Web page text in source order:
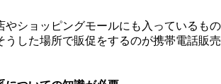
やショッピングモールにも入っているもの
うした場所で販促をするのが携帯電話販売